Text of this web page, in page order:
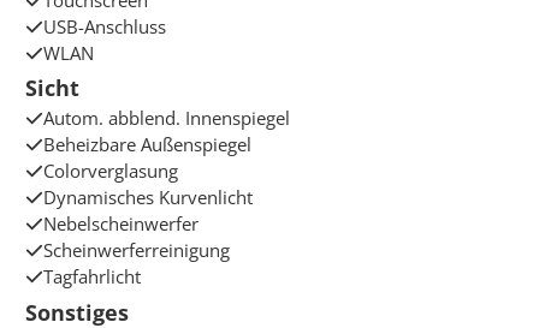
USB-Anschluss
WLAN
Sicht
Autom. abblend. Innenspiegel
Beheizbare Außenspiegel
Colorverglasung
Dynamisches Kurvenlicht
Nebelscheinwerfer
Scheinwerferreinigung
Tagfahrlicht
Sonstiges